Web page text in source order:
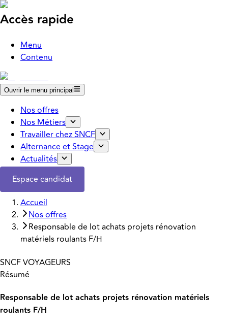
Accès rapide
Menu
Contenu
Ouvrir le menu principal
Nos offres
Nos Métiers
Travailler chez SNCF
Alternance et Stage
Actualités
Espace candidat
Accueil
Nos offres
Responsable de lot achats projets rénovation
matériels roulants F/H
SNCF VOYAGEURS
Résumé
Responsable de lot achats projets rénovation matériels
roulants F/H